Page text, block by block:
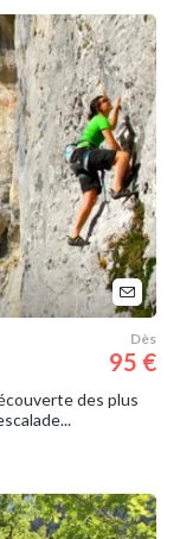
Dès
95 €
des plus